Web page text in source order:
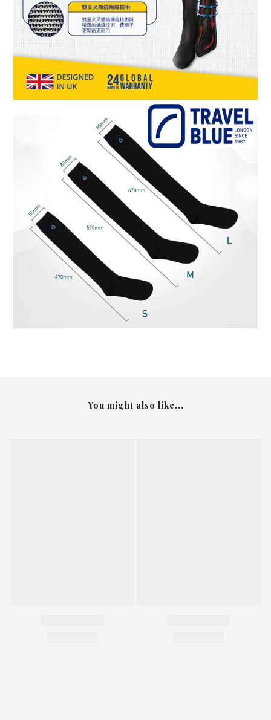
You might also like...